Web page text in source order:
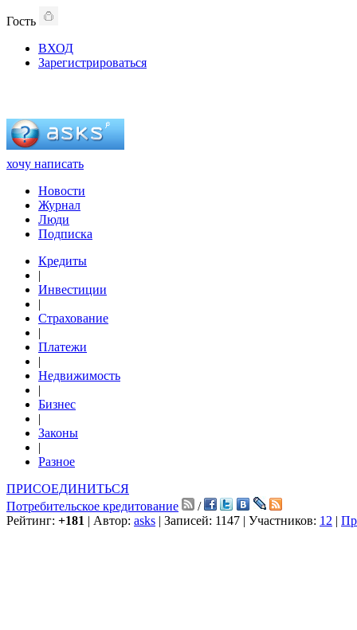
Гость
ВХОД
Зарегистрироваться
хочу написать
Новости
Журнал
Люди
Подписка
Кредиты
|
Инвестиции
|
Страхование
|
Платежи
|
Недвижимость
|
Бизнес
|
Законы
|
Разное
ПРИСОЕДИНИТЬСЯ
Потребительское кредитование
/
Рейтинг: +181 | Автор: asks | Записей: 1147 | Участников: 12 |